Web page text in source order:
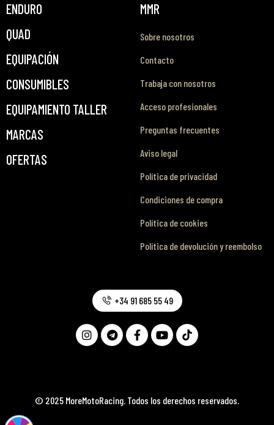
ENDURO
QUAD
EQUIPACIÓN
CONSUMIBLES
EQUIPAMIENTO TALLER
MARCAS
OFERTAS
MMR
Sobre nosotros
Contacto
Trabaja con nosotros
Acceso profesionales
Preguntas frecuentes
Aviso legal
Política de privacidad
Condiciones de compra
Política de cookies
Política de devolución y reembolso
© 2025 MoreMotoRacing. Todos los derechos reservados.
+34 91 685 55 49